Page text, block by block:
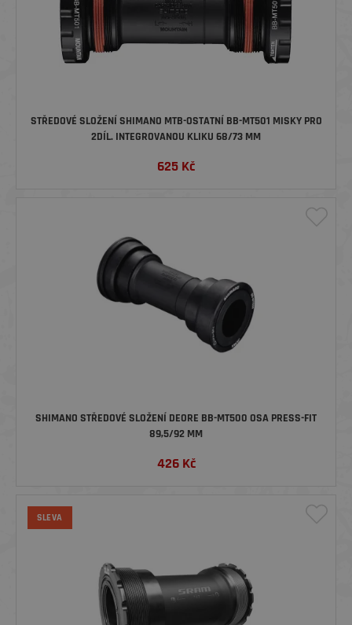
STŘEDOVÉ SLOŽENÍ SHIMANO MTB-OSTATNÍ BB-MT501 MISKY PRO
2DÍL. INTEGROVANOU KLIKU 68/73 MM
625 Kč
SHIMANO STŘEDOVÉ SLOŽENÍ DEORE BB-MT500 OSA PRESS-FIT
89,5/92 MM
426Kč
SLEVA